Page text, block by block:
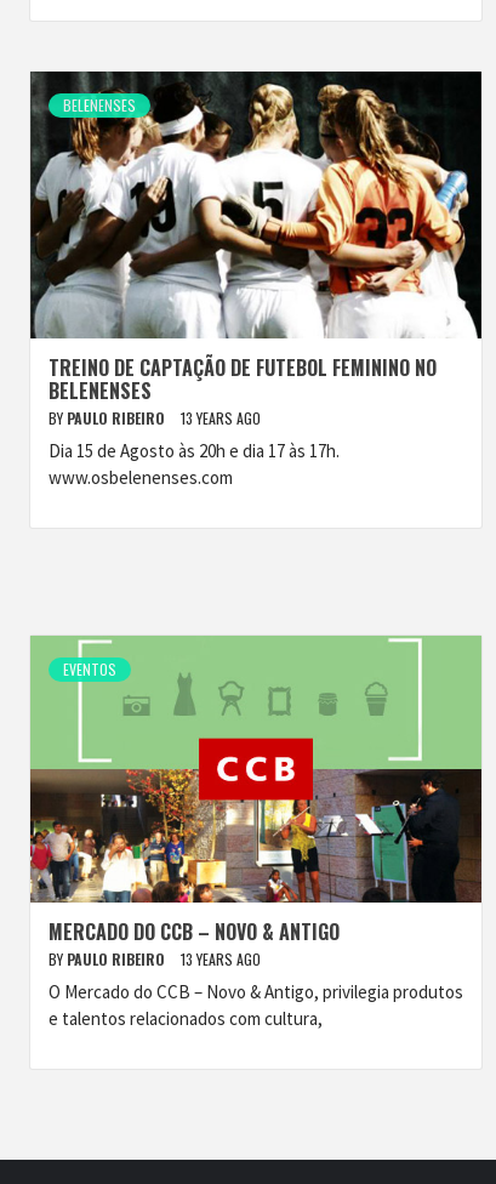
BELENENSES
TREINO DE CAPTAÇÃO DE FUTEBOL FEMININO NO
BELENENSES
BY PAULO RIBEIRO 13 YEARS AGO
Dia 15 de Agosto às 20h e dia 17 às 17h.
www.osbelenenses.com
EVENTOS
MERCADO DO CCB – NOVO & ANTIGO
BY PAULO RIBEIRO 13 YEARS AGO
O Mercado do CCB – Novo & Antigo, privilegia produtos
e talentos relacionados com cultura,